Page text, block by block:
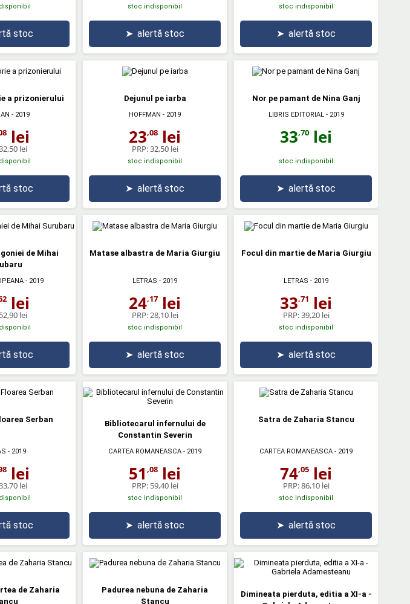
stoc
stoc indisponibil
➤ alertă stoc
stoc indisponibil
➤ alertă stoc
a prizonierului
- 2019
lei
lei
stoc
Dejunul pe iarba
HOFFMAN - 2019
23,08 lei
PRP:32,50 lei
stoc indisponibil
➤ alertă stoc
Nor pe pamant de Nina Ganj
LIBRIS EDITORIAL- 2019
33,70 lei
stoc indisponibil
➤ alertă stoc
de Mihai
- 2019
lei
52,90 lei
stoc
Matase albastra de Maria Giurgiu
LETRAS - 2019
24,17 lei
PRP:28,10 lei
stoc indisponibil
➤ alertă stoc
Focul din martie de Maria Giurgiu
LETRAS - 2019
33,71 lei
PRP:39,20 lei
stoc indisponibil
➤ alertă stoc
Serban
- 2019
lei
lei
stoc
Bibliotecarul infernului de
Constantin Severin
CARTEA ROMANEASCA - 2019
51 ,08 lei
PRP: 59,40 lei
stoc indisponibil
➤ alertă stoc
Satra de Zaharia Stancu
CARTEA ROMANEASCA - 2019
74,05 lei
PRP:86,10 lei
stoc indisponibil
➤ alertă stoc
de Zaharia
Padurea nebuna de Zaharia
Stancu
Dimineata pierduta, editia a XI-a -